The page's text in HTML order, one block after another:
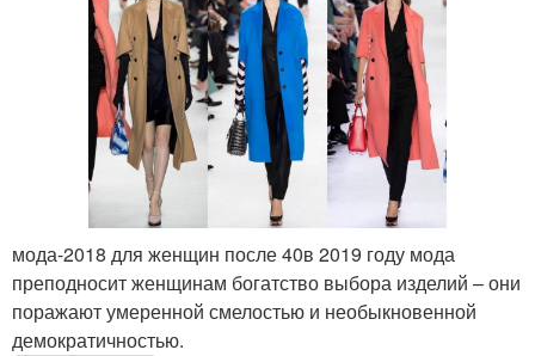
мода-2018 для женщин после 40в 2019 году мода
преподносит женщинам богатство выбора изделий – они
поражают умеренной смелостью и необыкновенной
демократичностью.